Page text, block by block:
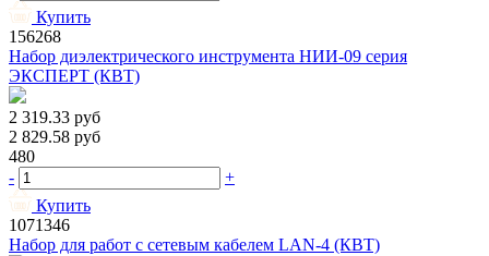
Купить
156268
Набор диэлектрического инструмента НИИ-09 серия
ЭКСПЕРТ (КВТ)
2 319.33 руб
2 829.58 руб
480
-
+
Купить
1071346
Набор для работ с сетевым кабелем LAN-4 (КВТ)